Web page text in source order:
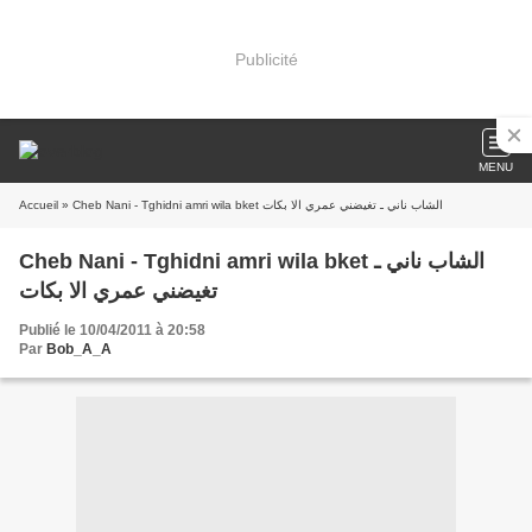
Publicité
MENU
Accueil » Cheb Nani - Tghidni amri wila bket الشاب ناني ـ تغيضني عمري الا بكات
Cheb Nani - Tghidni amri wila bket الشاب ناني ـ
تغيضني عمري الا بكات
Publié le 10/04/2011 à 20:58
Par Bob_A_A